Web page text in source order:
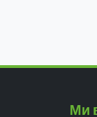
Ми